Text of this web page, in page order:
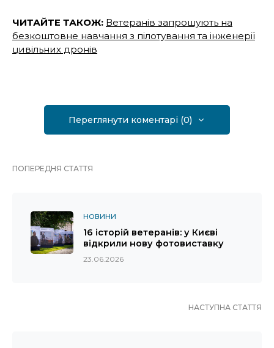
ЧИТАЙТЕ ТАКОЖ: Ветеранів запрошують на
безкоштовне навчання з пілотування та інженерії
цивільних дронів
Переглянути коментарі (0)
ПОПЕРЕДНЯ СТАТТЯ
НОВИНИ
16 історій ветеранів: у Києві
відкрили нову фотовиставку
23.06.2026
НАСТУПНА СТАТТЯ